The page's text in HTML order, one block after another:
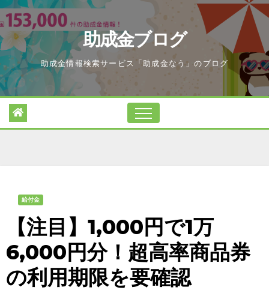
Skip
to
content
助成金ブログ
助成金情報検索サービス「助成金なう」のブログ
給付金
【注目】1,000円で1万
6,000円分！超高率商品券
の利用期限を要確認